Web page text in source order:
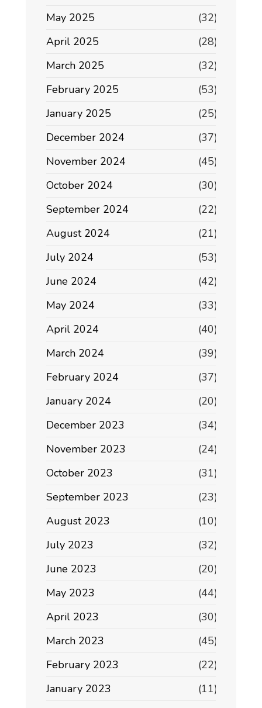
May 2025
(32)
April 2025
(28)
March 2025
(32)
February 2025
(53)
January 2025
(25)
December 2024
(37)
November 2024
(45)
October 2024
(30)
September 2024
(22)
August 2024
(21)
July 2024
(53)
June 2024
(42)
May 2024
(33)
April 2024
(40)
March 2024
(39)
February 2024
(37)
January 2024
(20)
December 2023
(34)
November 2023
(24)
October 2023
(31)
September 2023
(23)
August 2023
(10)
July 2023
(32)
June 2023
(20)
May 2023
(44)
April 2023
(30)
March 2023
(45)
February 2023
(22)
January 2023
(11)